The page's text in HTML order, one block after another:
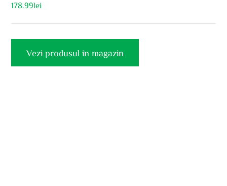
178.99lei
Vezi produsul in magazin